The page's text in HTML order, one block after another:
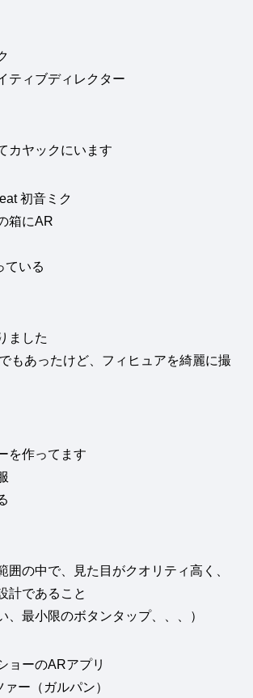
ィブディレクター
カヤックにいます
初音ミク
箱にAR
ている
ました
もあったけど、フィヒュアを綺麗に撮
を作ってます
囲の中で、見た目がクオリティ高く、
計であること
、最小限のボタンタップ、、、）
ョーのARアプリ
ー（ガルパン）